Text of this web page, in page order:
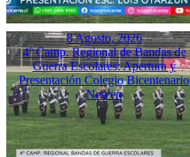
8 Agosto, 2026
4º Camp. Regional de Bandas de
Guerra Escolares: Apertura y
Presentación Colegio Bicentenario
Newen